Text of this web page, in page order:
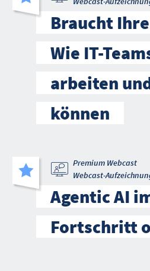
Braucht
Wie IT-
arbeiten
können
Premium Webcast
Webcast-
Agentic AI
Fortschritt